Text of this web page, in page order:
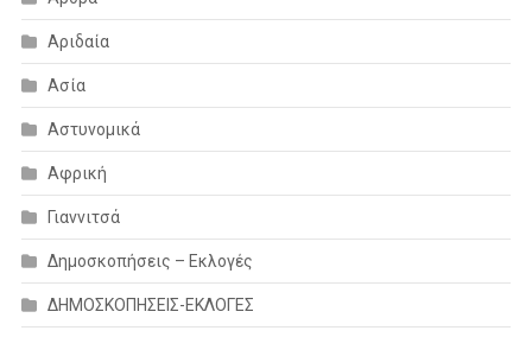
Αριδαία
Ασία
Αστυνομικά
Αφρική
Γιαννιτσά
Δημοσκοπήσεις – Εκλογές
ΔΗΜΟΣΚΟΠΗΣΕΙΣ-ΕΚΛΟΓΕΣ